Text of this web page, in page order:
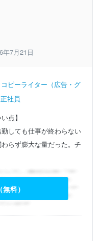
7月21日
コピーライター（広告・グ
正社員
点】
しても仕事が終わらない
らず膨大な量だった。チ
料）